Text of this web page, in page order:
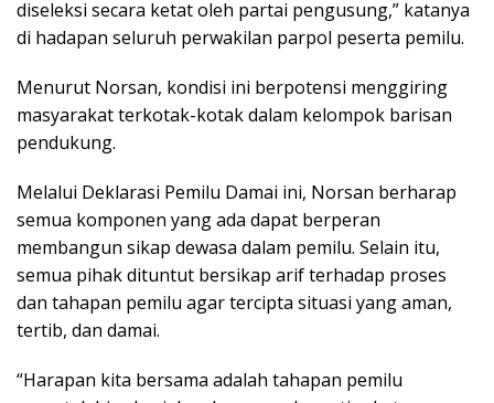
diseleksi secara ketat oleh partai pengusung,” katanya
di hadapan seluruh perwakilan parpol peserta pemilu.
Menurut Norsan, kondisi ini berpotensi menggiring
masyarakat terkotak-kotak dalam kelompok barisan
pendukung.
Melalui Deklarasi Pemilu Damai ini, Norsan berharap
semua komponen yang ada dapat berperan
membangun sikap dewasa dalam pemilu. Selain itu,
semua pihak dituntut bersikap arif terhadap proses
dan tahapan pemilu agar tercipta situasi yang aman,
tertib, dan damai.
“Harapan kita bersama adalah tahapan pemilu